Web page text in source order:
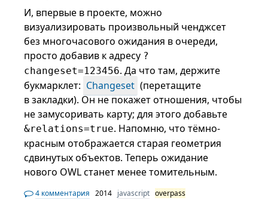
И, впервые в проекте, можно
визуализировать произвольный ченджсет
без многочасового ожидания в очереди,
просто добавив к адресу ?
changeset=123456. Да что там, держите
букмарклет: Changeset (перетащите
в закладки). Он не покажет отношения, чтобы
не замусоривать карту; для этого добавьте
&relations=true. Напомню, что тёмно-
красным отображается старая геометрия
сдвинутых объектов. Теперь ожидание
нового OWL станет менее томительным.
4 комментария 2014 javascript overpass